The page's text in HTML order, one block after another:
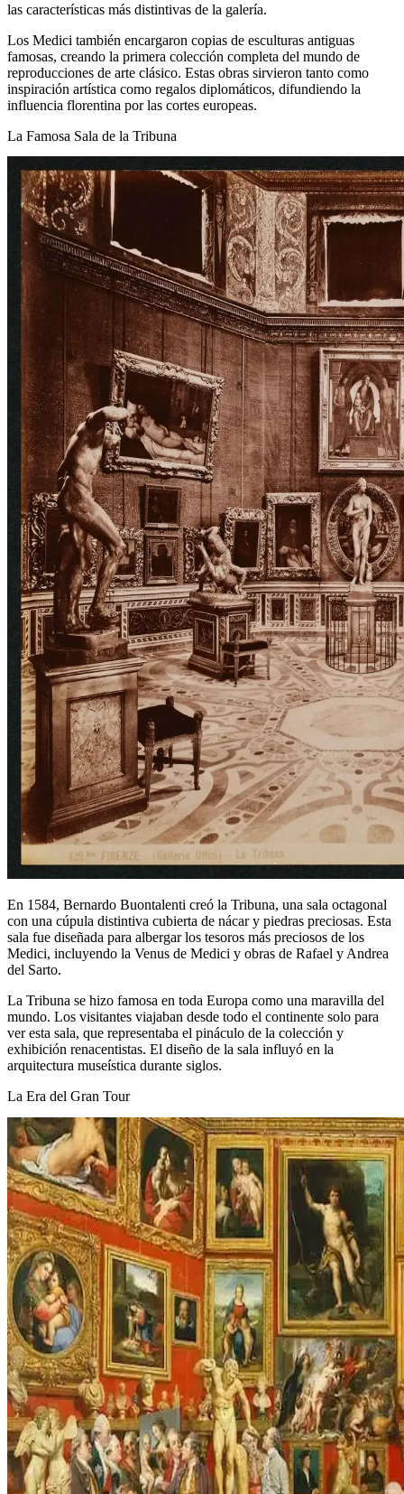
las características más distintivas de la galería.
Los Medici también encargaron copias de esculturas antiguas
famosas, creando la primera colección completa del mundo de
reproducciones de arte clásico. Estas obras sirvieron tanto como
inspiración artística como regalos diplomáticos, difundiendo la
influencia florentina por las cortes europeas.
La Famosa Sala de la Tribuna
En 1584, Bernardo Buontalenti creó la Tribuna, una sala octagonal
con una cúpula distintiva cubierta de nácar y piedras preciosas. Esta
sala fue diseñada para albergar los tesoros más preciosos de los
Medici, incluyendo la Venus de Medici y obras de Rafael y Andrea
del Sarto.
La Tribuna se hizo famosa en toda Europa como una maravilla del
mundo. Los visitantes viajaban desde todo el continente solo para
ver esta sala, que representaba el pináculo de la colección y
exhibición renacentistas. El diseño de la sala influyó en la
arquitectura museística durante siglos.
La Era del Gran Tour